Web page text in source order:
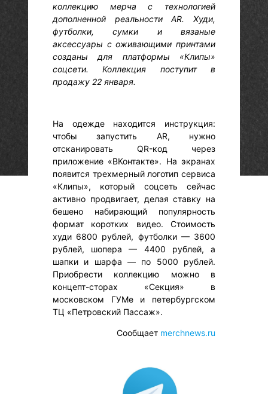
коллекцию мерча с технологией
дополненной реальности AR. Худи,
футболки, сумки и вязаные
аксессуары с оживающими принтами
созданы для платформы «Клипы»
соцсети. Коллекция поступит в
продажу 22 января.
На одежде находится инструкция:
чтобы запустить AR, нужно
отсканировать QR-код через
приложение «ВКонтакте». На экранах
появится трехмерный логотип сервиса
«Клипы», который соцсеть сейчас
активно продвигает, делая ставку на
бешено набирающий популярность
формат коротких видео. Стоимость
худи 6800 рублей, футболки — 3600
рублей, шопера — 4400 рублей, а
шапки и шарфа — по 5000 рублей.
Приобрести коллекцию можно в
концепт-сторах «Секция» в
московском ГУМе и петербургском
ТЦ «Петровский Пассаж».
Сообщает merchnews.ru